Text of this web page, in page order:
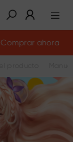
Comprar ahora